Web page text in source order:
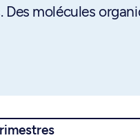
molécules